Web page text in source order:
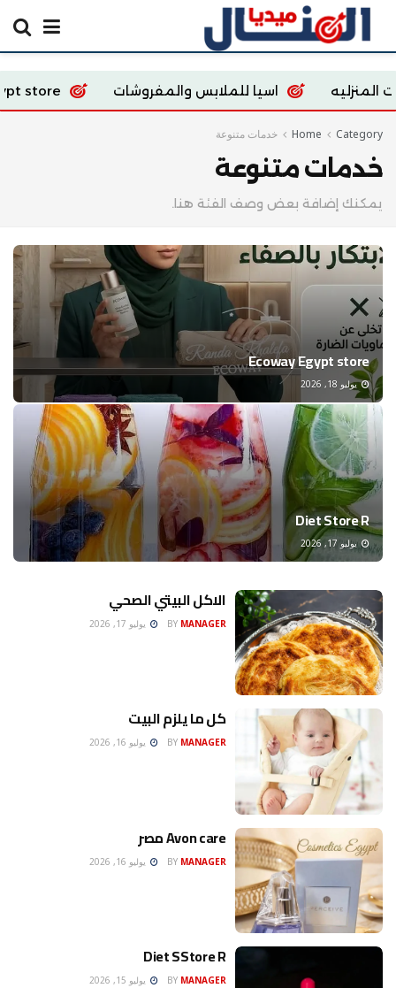
اسيا للملابس والمفروشات Egypt store
Home Category خدمات متنوعة
خدمات متنوعة
يمكنك إضافة بعض وصف الفئة هنا.
Ecoway Egypt store
يوليو 18, 2026
Diet Store R
يوليو 17, 2026
الاكل البيتي الصحي
BY MANAGER يوليو 17, 2026
كل ما يلزم البيت
BY MANAGER يوليو 16, 2026
Avon care مصر
BY MANAGER يوليو 16, 2026
Diet SStore R
BY MANAGER يوليو 15, 2026